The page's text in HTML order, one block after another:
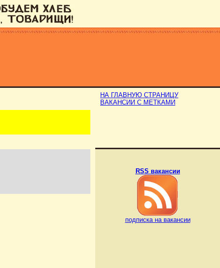
НА ГЛАВНУЮ СТРАНИЦУ
ВАКАНСИИ С МЕТКАМИ
RSS вакансии
подписка на вакансии